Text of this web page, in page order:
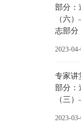
部分：
（六
志部分
2023-
专家讲
部分：
（三
2023-